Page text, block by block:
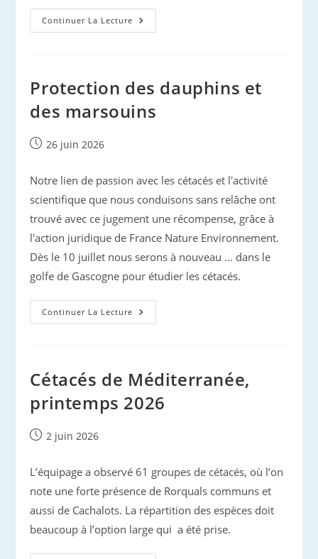
Continuer La Lecture Début
D’été
Des
Cétacés,
Pas
Les
Protection des dauphins et
des marsouins
Publication
26 juin 2026
Notre lien de passion avec les cétacés et l'activité
scientifique que nous conduisons sans relâche ont
trouvé avec ce jugement une récompense, grâce à
l'action juridique de France Nature Environnement.
Dès le 10 juillet nous serons à nouveau ... dans le
golfe de Gascogne pour étudier les cétacés.
Continuer La Lecture Protection
Des
Cétacés de Méditerranée,
printemps 2026
Publication
2 juin 2026
L’équipage a observé 61 groupes de cétacés, où l’on
note une forte présence de Rorquals communs et
aussi de Cachalots. La répartition des espèces doit
beaucoup à l’option large qui a été prise.